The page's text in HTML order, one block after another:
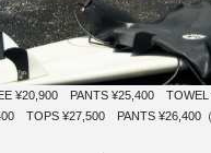
¥20,900 PANTS ¥25,400
TOPS ¥27,500 PANTS ¥26,400（